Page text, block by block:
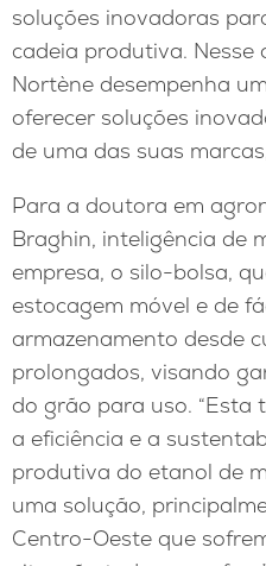
soluções inovadoras
cadeia produtiva. Nesse
Nortène desempenha
oferecer soluções
de uma das suas
Para a doutora em
Braghin, inteligência de
empresa, o silo-bolsa,
estocagem móvel e de
armazenamento desde
prolongados, visando
do grão para uso. “Esta
a eficiência e a
produtiva do etanol de
uma solução,
Centro-Oeste que